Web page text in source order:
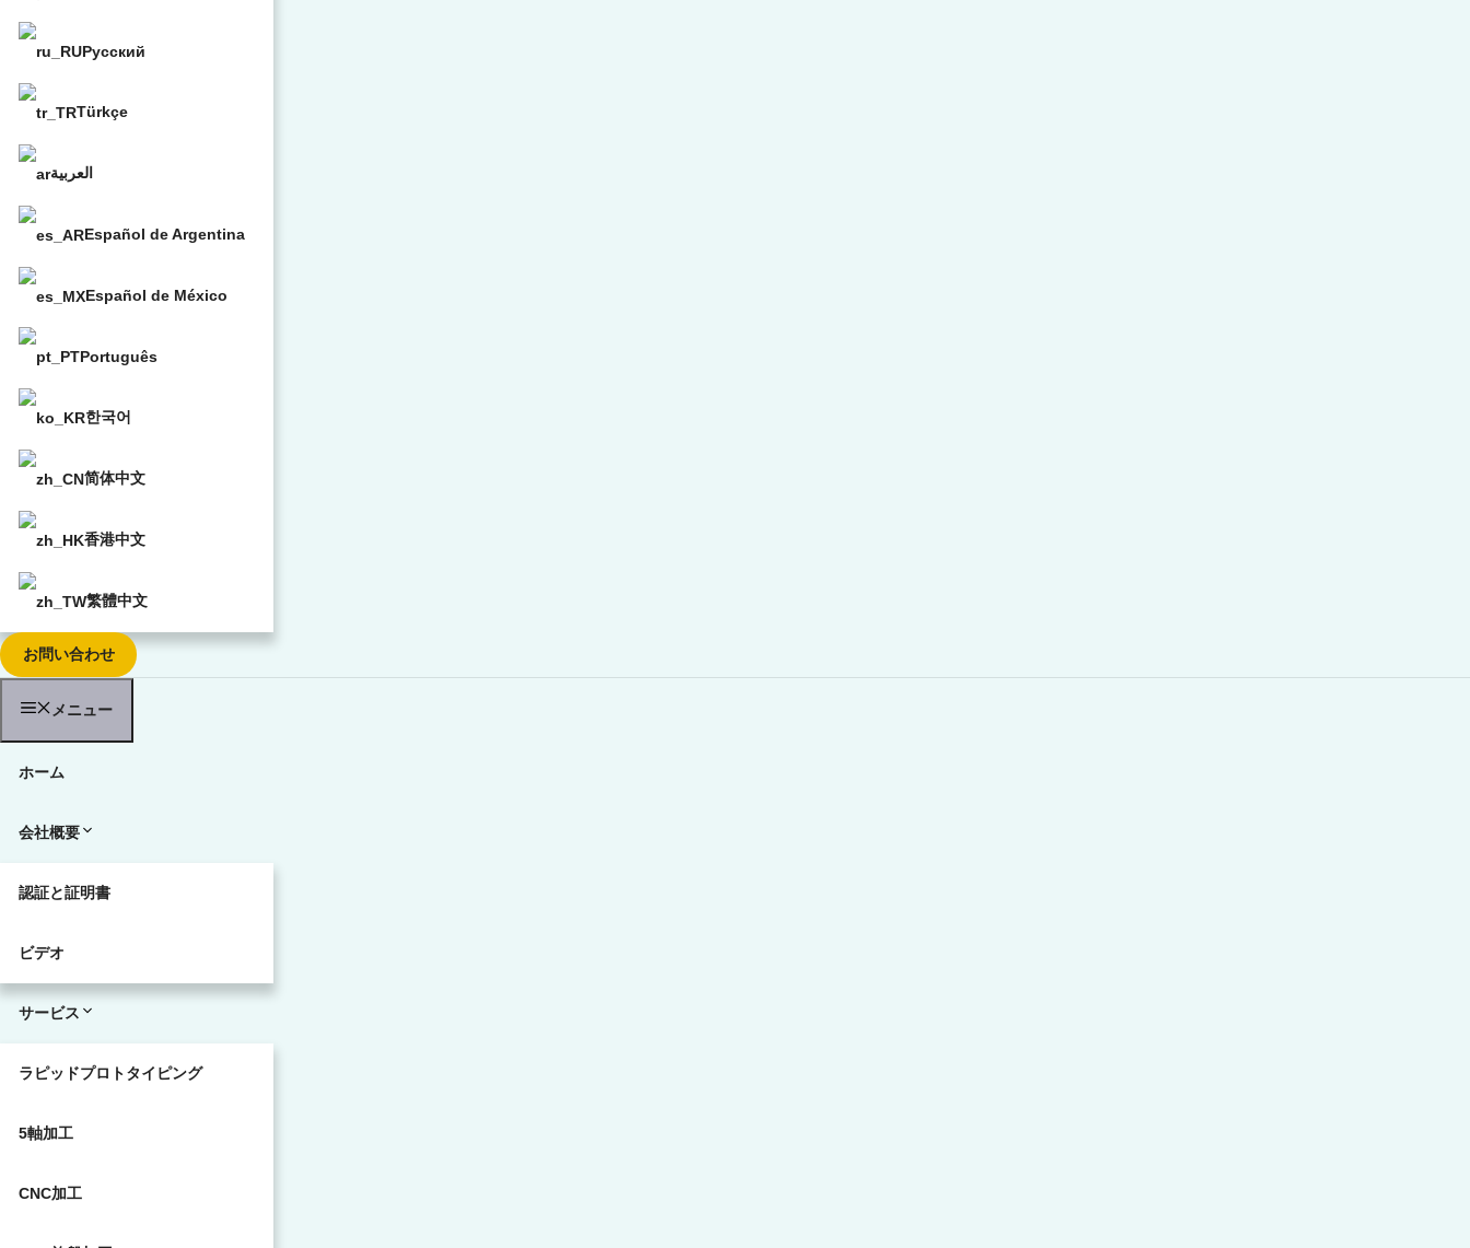
Русский
Türkçe
العربية
Español de Argentina
Español de México
Português
한국어
简体中文
香港中文
繁體中文
お問い合わせ
メニュー
ホーム
会社概要
認証と証明書
ビデオ
サービス
ラピッドプロトタイピング
5軸加工
CNC加工